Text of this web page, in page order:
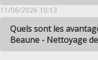
11/06/2026 10:13
Quels sont les
Beaune - Nettoyage